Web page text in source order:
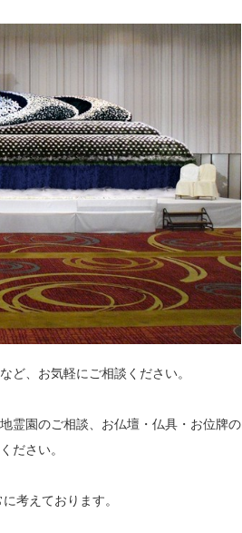
ど、お気軽にご相談ください。
霊園のご相談、お仏壇・仏具・お位牌の
ださい。
考えております。